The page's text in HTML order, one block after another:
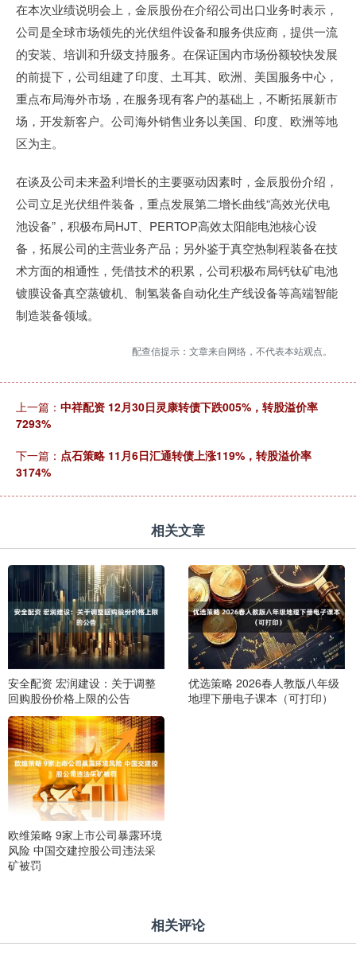
在本次业绩说明会上，金辰股份在介绍公司出口业务时表示，
公司是全球市场领先的光伏组件设备和服务供应商，提供一流
的安装、培训和升级支持服务。在保证国内市场份额较快发展
的前提下，公司组建了印度、土耳其、欧洲、美国服务中心，
重点布局海外市场，在服务现有客户的基础上，不断拓展新市
场，开发新客户。公司海外销售业务以美国、印度、欧洲等地
区为主。
在谈及公司未来盈利增长的主要驱动因素时，金辰股份介绍，
公司立足光伏组件装备，重点发展第二增长曲线“高效光伏电
池设备”，积极布局HJT、PERTOP高效太阳能电池核心设
备，拓展公司的主营业务产品；另外鉴于真空热制程装备在技
术方面的相通性，凭借技术的积累，公司积极布局钙钛矿电池
镀膜设备真空蒸镀机、制氢装备自动化生产线设备等高端智能
制造装备领域。
配查信提示：文章来自网络，不代表本站观点。
上一篇： 中祥配资 12月30日灵康转债下跌005%，转股溢价率
7293%
下一篇： 点石策略 11月6日汇通转债上涨119%，转股溢价率
3174%
相关文章
安全配资 宏润建设：关于调整
回购股份价格上限的公告
优选策略 2026春人教版八年级
地理下册电子课本（可打印）
欧维策略 9家上市公司暴露环境
风险 中国交建控股公司违法采
矿被罚
相关评论